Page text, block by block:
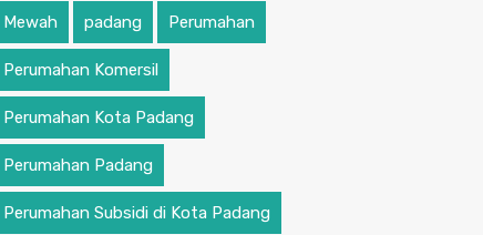
Mewah padang Perumahan
Perumahan Komersil
Perumahan Kota Padang
Perumahan Padang
Perumahan Subsidi di Kota Padang